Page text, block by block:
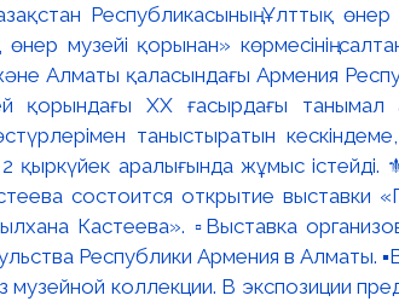
Республикасының Ұлттық өнер
музейі қорынан» көрмесінің
Алматы қаласындағы Армения
ХХ ғасырдағы танымал
таныстыратын
аралығында жұмыс істейді.
состоится открытие выставки
Кастеева». ▫️Выставка
Республики Армения в Алматы.
коллекции. В экспозиции